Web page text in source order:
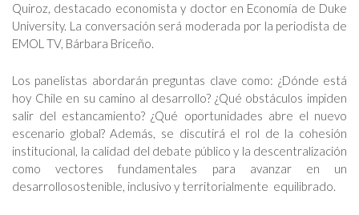
Quiroz, destacado economista y doctor en Economía de Duke
University. La conversación será moderada por la periodista de
EMOL TV, Bárbara Briceño.
Los panelistas abordarán preguntas clave como: ¿Dónde está
hoy Chile en su camino al desarrollo? ¿Qué obstáculos impiden
salir del estancamiento? ¿Qué oportunidades abre el nuevo
escenario global? Además, se discutirá el rol de la cohesión
institucional, la calidad del debate público y la descentralización
como vectores fundamentales para avanzar en un
desarrollosostenible, inclusivo y territorialmente equilibrado.